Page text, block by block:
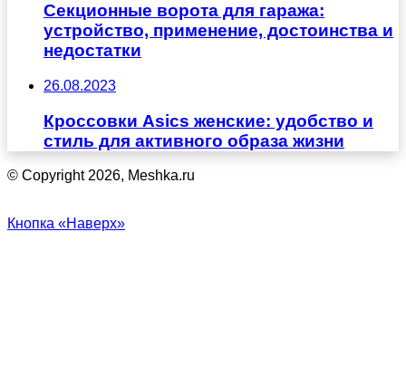
Секционные ворота для гаража:
устройство, применение, достоинства и
недостатки
26.08.2023
Кроссовки Asics женские: удобство и
стиль для активного образа жизни
© Copyright 2026, Meshka.ru
Кнопка «Наверх»